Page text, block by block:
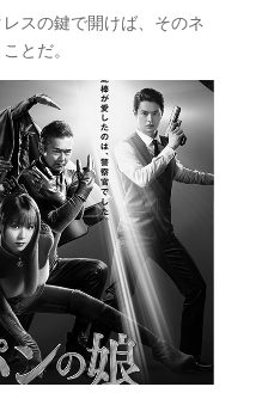
スの鍵で開けば、そのネ
とだ。